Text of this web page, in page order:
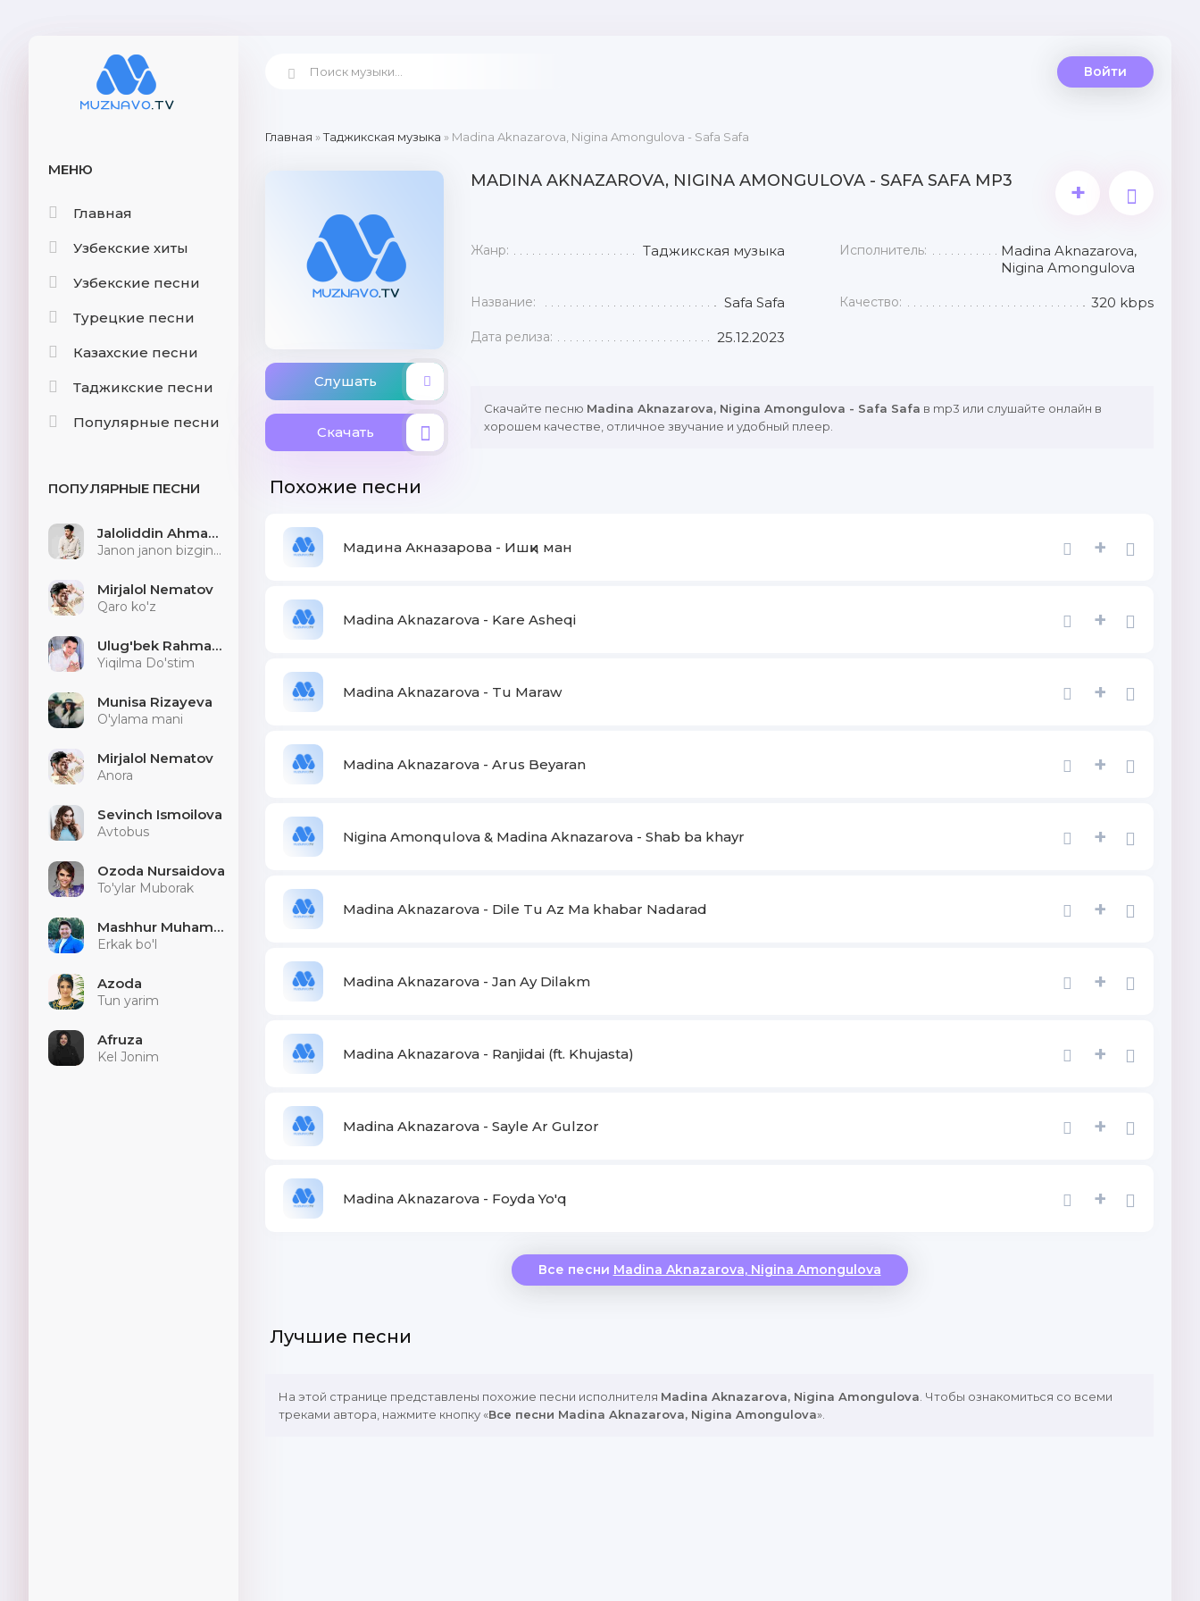
МЕНЮ
Главная
Узбекские хиты
Узбекские песни
Турецкие песни
Казахские песни
Таджикские песни
Популярные песни
ПОПУЛЯРНЫЕ ПЕСНИ
Jaloliddin Ahmadaliyev
Janon janon bizginani sog'indilarmu
Mirjalol Nematov
Qaro ko'z
Ulug'bek Rahmatullayev
Yiqilma Do'stim
Munisa Rizayeva
O'ylama mani
Mirjalol Nematov
Anora
Sevinch Ismoilova
Avtobus
Ozoda Nursaidova
To'ylar Muborak
Mashhur Muhammad
Erkak bo'l
Azoda
Tun yarim
Afruza
Kel Jonim
Войти
Главная »Таджикская музыка » Madina Aknazarova, Nigina Amongulova - Safa Safa
Слушать
Скачать
MADINA AKNAZAROVA, NIGINA AMONGULOVA - SAFA SAFA MP3 +
Жанр: Таджикская музыка Исполнитель:
Madina Aknazarova,
Nigina Amongulova
Название: Safa Safa Качество: 320 kbps
Дата релиза: 25.12.2023
Скачайте песню Madina Aknazarova, Nigina Amongulova - Safa Safa в mp3 или слушайте онлайн в
хорошем качестве, отличное звучание и удобный плеер.
Похожие песни
Мадина Акназарова - Ишқи ман +
Madina Aknazarova - Kare Asheqi +
Madina Aknazarova - Tu Maraw +
Madina Aknazarova - Arus Beyaran +
Nigina Amonqulova & Madina Aknazarova - Shab ba khayr +
Madina Aknazarova - Dile Tu Az Ma khabar Nadarad +
Madina Aknazarova - Jan Ay Dilakm +
Madina Aknazarova - Ranjidai (ft. Khujasta) +
Madina Aknazarova - Sayle Ar Gulzor +
Madina Aknazarova - Foyda Yo'q +
Все песни Madina Aknazarova, Nigina Amongulova
Лучшие песни
На этой странице представлены похожие песни исполнителя Madina Aknazarova, Nigina Amongulova . Чтобы ознакомиться со всеми
треками автора, нажмите кнопку «Все песни Madina Aknazarova, Nigina Amongulova».